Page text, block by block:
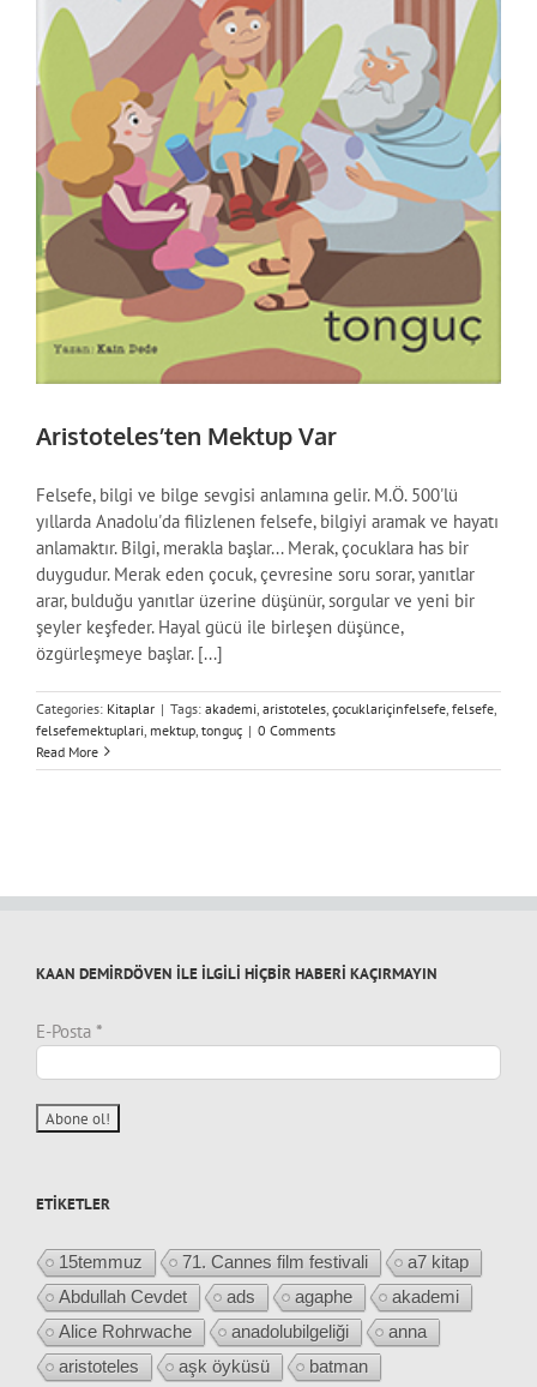
Aristoteles’ten Mektup Var
Felsefe, bilgi ve bilge sevgisi anlamına gelir. M.Ö. 500'lü
yıllarda Anadolu'da filizlenen felsefe, bilgiyi aramak ve hayatı
anlamaktır. Bilgi, merakla başlar... Merak, çocuklara has bir
duygudur. Merak eden çocuk, çevresine soru sorar, yanıtlar
arar, bulduğu yanıtlar üzerine düşünür, sorgular ve yeni bir
şeyler keşfeder. Hayal gücü ile birleşen düşünce,
özgürleşmeye başlar. [...]
Categories: Kitaplar | Tags: akademi aristoteles çocuklariçinfelsefe felsefe
felsefemektuplari mektup tonguç | 0 Comments
Read More
KAAN DEMİRDÖVEN İLE İLGİLİ HİÇBİR HABERİ KAÇIRMAYIN
E-Posta *
ETIKETLER
15temmuz 71. Cannes film festivali
a7 kitap
Abdullah Cevdet
ads agaphe
akademi
Alice Rohrwache
anadolubilgeliği
anna
aristoteles
aşk öyküsü batman